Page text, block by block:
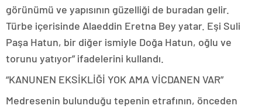
görünümü ve yapısının güzelliği de buradan gelir.
Türbe içerisinde Alaeddin Eretna Bey yatar. Eşi Suli
Paşa Hatun, bir diğer ismiyle Doğa Hatun, oğlu ve
torunu yatıyor” ifadelerini kullandı.
“KANUNEN EKSİKLİĞİ YOK AMA VİCDANEN VAR”
Medresenin bulunduğu tepenin etrafının, önceden